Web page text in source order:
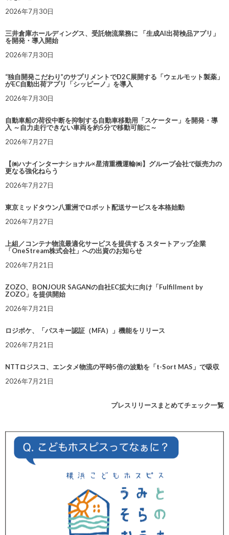
2026年7月30日
三井倉庫ホールディングス、受託物流業務に 「生成AI出荷検品アプリ」
を開発・導入開始
2026年7月30日
“独自開発こだわり”のサプリメントでD2C展開する「ウェルモット製薬」
がEC自動出荷アプリ「シッピーノ」を導入
2026年7月30日
自動車船の荷役中断を抑制する自動車移動用「スケーター」を開発・導
入 ～自力走行できない車両を約5分で移動可能に～
2026年7月27日
【㈱ハナインターナショナル×星清重機運輸㈱】グループ会社で販売力の
更なる強化ねらう
2026年7月27日
東京ミッドタウン八重洲でロボット配送サービスを本格始動
2026年7月27日
上組／コンテナ物流最適化サービスを提供する スタートアップ企業
「OneStream株式会社」への出資のお知らせ
2026年7月21日
ZOZO、BONJOUR SAGANの自社EC拡大に向け「Fulfillment by
ZOZO」を提供開始
2026年7月21日
ロジポケ、「パスキー認証（MFA）」機能をリリース
2026年7月21日
NTTロジスコ、エンタメ物流の平時5倍の波動を「t-Sort MAS」で吸収
2026年7月21日
プレスリリースまとめてチェック一覧